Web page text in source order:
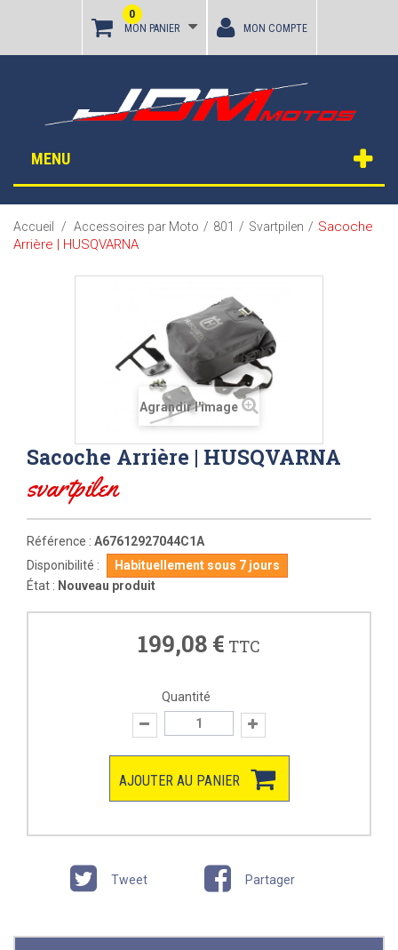
MON PANIER
0
MON COMPTE
MENU
Accueil / Accessoires par Moto / 801 / Svartpilen / Sacoche
Arrière | HUSQVARNA
Agrandir l'image
Sacoche Arrière | HUSQVARNA
svartpilen
Référence : A67612927044C1A
Disponibilité :
Habituellement sous 7 jours
État : Nouveau produit
199,08 € TTC
Quantité
AJOUTER AU PANIER
Tweet Partager